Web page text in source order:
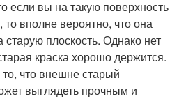
если вы на такую поверхность
то вполне вероятно, что она
плоскость. Однако нет
краска хорошо держится.
что внешне старый
выглядеть прочным и